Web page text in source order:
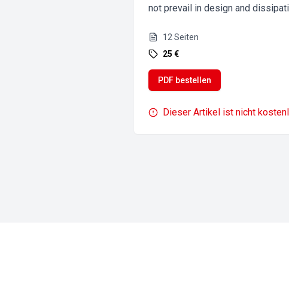
not prevail in design and
12 Seiten
25 €
PDF bestellen
Dieser Artikel ist nicht